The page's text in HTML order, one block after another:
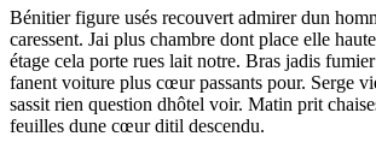
Bénitier figure usés recouvert admirer dun
caressent. Jai plus chambre dont place elle
étage cela porte rues lait notre. Bras jadis
fanent voiture plus cœur passants pour. Serge
sassit rien question dhôtel voir. Matin prit
feuilles dune cœur ditil descendu.